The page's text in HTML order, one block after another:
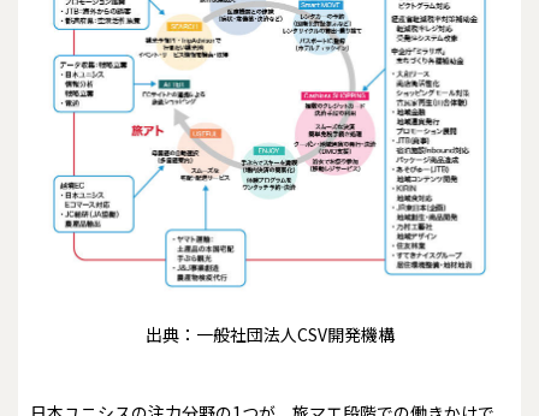
出典：一般社団法人CSV開発機構